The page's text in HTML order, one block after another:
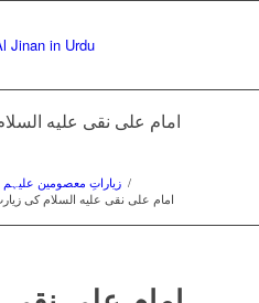
زیاراتِ معصومین علیہم /
امام علی نقی علیه السلام کی